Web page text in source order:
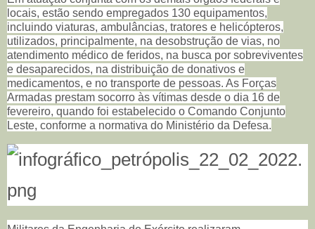
locais, estão sendo empregados 130 equipamentos,
incluindo viaturas, ambulâncias, tratores e helicópteros,
utilizados, principalmente, na desobstrução de vias, no
atendimento médico de feridos, na busca por sobreviventes
e desaparecidos, na distribuição de donativos e
medicamentos, e no transporte de pessoas. As Forças
Armadas prestam socorro às vítimas desde o dia 16 de
fevereiro, quando foi estabelecido o Comando Conjunto
Leste, conforme a normativa do Ministério da Defesa.